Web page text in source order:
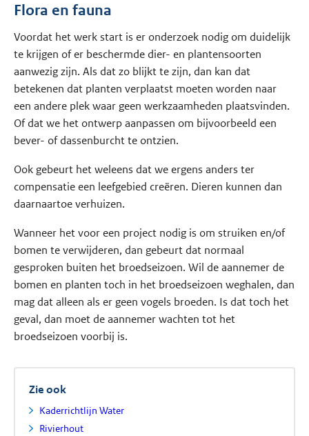
Flora en fauna
Voordat het werk start is er onderzoek nodig om duidelijk
te krijgen of er beschermde dier- en plantensoorten
aanwezig zijn. Als dat zo blijkt te zijn, dan kan dat
betekenen dat planten verplaatst moeten worden naar
een andere plek waar geen werkzaamheden plaatsvinden.
Of dat we het ontwerp aanpassen om bijvoorbeeld een
bever- of dassenburcht te ontzien.
Ook gebeurt het weleens dat we ergens anders ter
compensatie een leefgebied creëren. Dieren kunnen dan
daarnaartoe verhuizen.
Wanneer het voor een project nodig is om struiken en/of
bomen te verwijderen, dan gebeurt dat normaal
gesproken buiten het broedseizoen. Wil de aannemer de
bomen en planten toch in het broedseizoen weghalen, dan
mag dat alleen als er geen vogels broeden. Is dat toch het
geval, dan moet de aannemer wachten tot het
broedseizoen voorbij is.
Zie ook
Kaderrichtlijn Water
Rivierhout